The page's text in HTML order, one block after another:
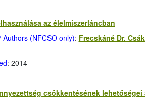
az élelmiszerláncban
Authors (NFCSO only): Frecskáné Dr.
: 2014
csökkentésének lehetőségei